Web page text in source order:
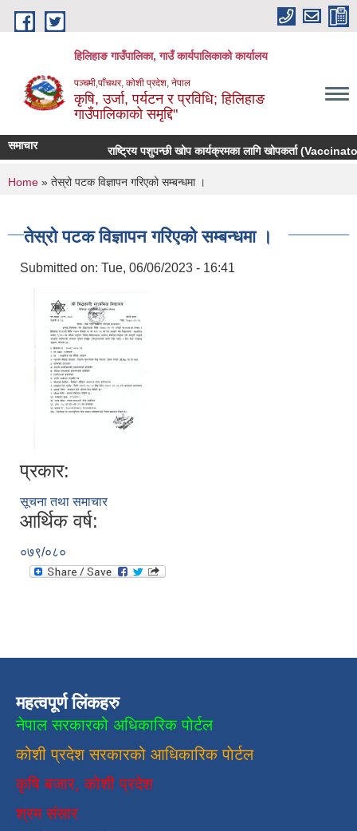
Skip to main content
हिलिहाङ गाउँपालिका, गाउँ कार्यपालिकाको कार्यालय
पञ्चमी,पाँचथर, कोशी प्रदेश, नेपाल
कृषि, उर्जा, पर्यटन र प्रविधि; हिलिहाङ
गाउँपालिकाको समृद्दि"
समाचार राष्ट्रिय पशुपन्छी खोप कार्यक्रमका लागि खोपकर्ता
You are here
Home » तेस्रो पटक विज्ञापन गरिएको सम्बन्धमा ।
तेस्रो पटक विज्ञापन गरिएको सम्बन्धमा ।
Submitted on: Tue, 06/06/2023 - 16:41
प्रकार:
सूचना तथा समाचार
आर्थिक वर्ष:
०७९/०८०
महत्वपूर्ण लिंकहरु
नेपाल सरकारको अधिकारिक पोर्टल
कोशी प्रदेश सरकारको आधिकारिकपाेर्टल
कृषि बजार, कोशी प्रदेश
श्रम संसार